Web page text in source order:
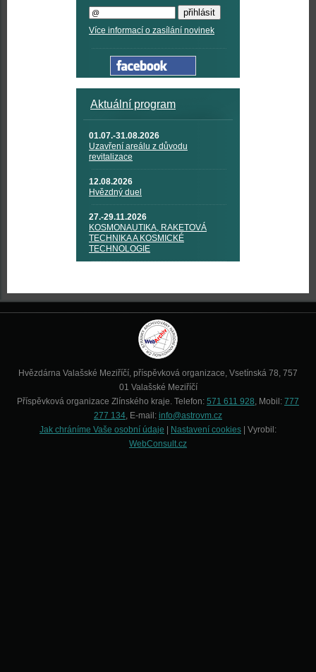
Více informací o zasílání novinek
Aktuální program
01.07.-31.08.2026
Uzavření areálu z důvodu
revitalizace
12.08.2026
Hvězdný duel
27.-29.11.2026
KOSMONAUTIKA, RAKETOVÁ
TECHNIKA A KOSMICKÉ
TECHNOLOGIE
Hvězdárna Valašské Meziříčí, příspěvková organizace, Vsetínská 78, 757
01 Valašské Meziříčí
Příspěvková organizace Zlínského kraje. Telefon: 571 611 928, Mobil: 777
277 134, E-mail: info@astrovm.cz
Jak chráníme Vaše osobní údaje
Nastavení cookies | Vyrobil:
WebConsult.cz